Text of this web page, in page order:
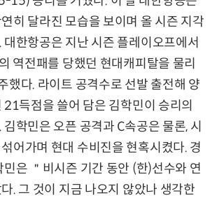
히 달라진 모습을 보이며 올 시즌 지각
대한항공은 지난 시즌 플레이오프에서
역전패를 당했던 현대캐피탈을 물리
했다. 라이트 공격수로 선발 출전해 양
21득점을 쓸어 담은 김학민이 승리의
학민은 오픈 공격과 C속공은 물론, 시
어가며 현대 수비진을 현혹시켰다. 경
민은 ＂비시즌 기간 동안 (한)선수와 연
. 그 것이 지금 나오지 않았나 생각한